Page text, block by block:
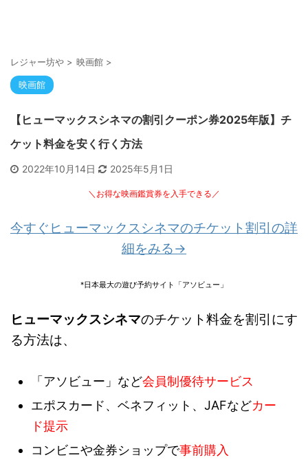
レジャー坊や > 映画館 >
映画館
【ヒューマックスシネマの割引クーポン券2025年版】チ
ケット料金を安く行く方法
2022年10月14日 2025年5月1日
＼お得な映画鑑賞券を入手できる／
今すぐヒューマックスシネマのチケット割引の詳
細をみる→
*日本最大の遊び予約サイト「アソビュー」
ヒューマックスシネマのチケット料金を割引にす
る方法は、
「アソビュー」など会員制優待サービス
エポスカード、ベネフィット、JAFなどカー
ド提示
コンビニや金券ショップで事前購入